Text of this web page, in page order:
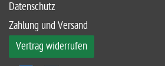
Datenschutz
Zahlung und Versand
Vertrag widerrufen